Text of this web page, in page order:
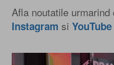
Afla noutatile urmarind
Instagram si YouTube